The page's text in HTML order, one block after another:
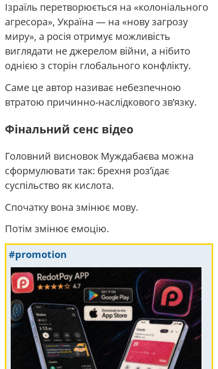
Ізраїль перетворюється на «колоніального
агресора», Україна — на «нову загрозу
миру», а росія отримує можливість
виглядати не джерелом війни, а нібито
однією з сторін глобального конфлікту.
Саме це автор називає небезпечною
втратою причинно-наслідкового зв’язку.
Фінальний сенс відео
Головний висновок Муждабаєва можна
сформулювати так: брехня роз’їдає
суспільство як кислота.
Спочатку вона змінює мову.
Потім змінює емоцію.
#promotion